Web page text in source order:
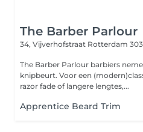
The Barber Parlour
34, Vijverhofstraat Rotterdam
The Barber Parlour barbiers
knipbeurt. Voor een
razor fade of langere lengtes,...
Apprentice Beard Trim